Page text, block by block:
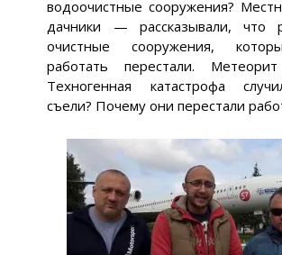
водоочистные сооружения?
дачники — рассказывали, что
очистные сооружения,
работать перестали.
Техногенная катастрофа
съели? Почему они перестали